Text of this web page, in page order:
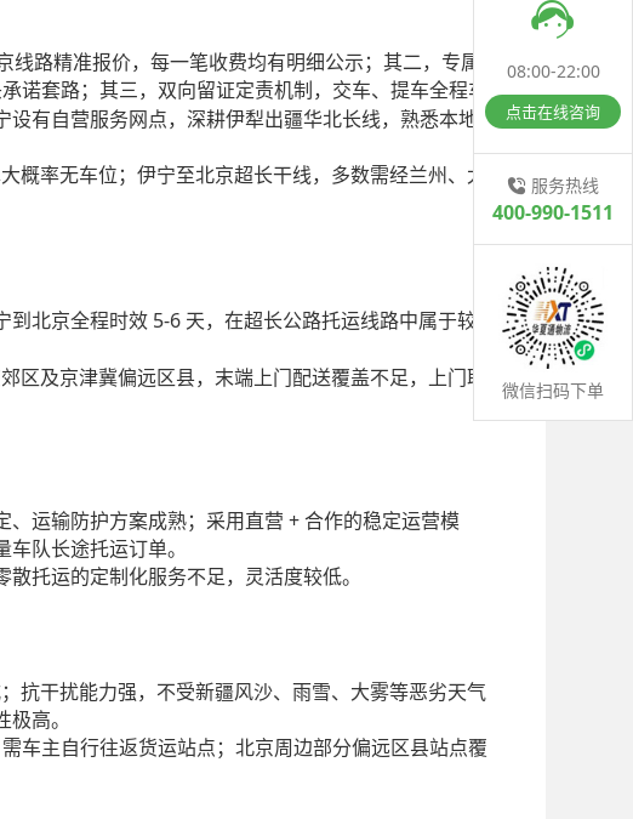
线路精准报价，每一笔收费均有明细公示；其二，专属
诺套路；其三，双向留证定责机制，交车、提车全程车
有自营服务网点，深耕伊犁出疆华北长线，熟悉本地路
概率无车位；伊宁至北京超长干线，多数需经兰州、太
到北京全程时效 5-6 天，在超长公路托运线路中属于较快
区及京津冀偏远区县，末端上门配送覆盖不足，上门取
、运输防护方案成熟；采用直营 + 合作的稳定运营模
队长途托运订单。
托运的定制化服务不足，灵活度较低。
抗干扰能力强，不受新疆风沙、雨雪、大雾等恶劣天气
高。
车主自行往返货运站点；北京周边部分偏远区县站点覆
08:00-22:00
点击在线咨询
服务热线
400-990-1511
微信扫码下单